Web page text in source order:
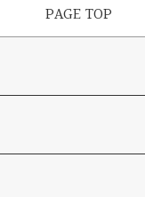
PAGE TOP